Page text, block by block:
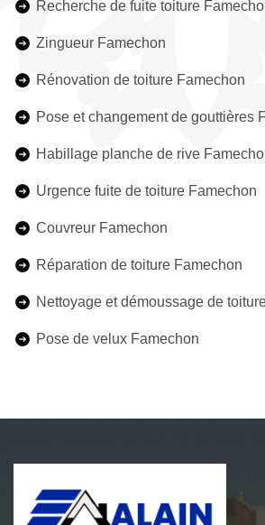
Recherche de fuite toiture
Zingueur Famechon
Rénovation de toiture Famechon
Pose et changement de gouttières
Habillage planche de rive
Urgence fuite de toiture Famechon
Couvreur Famechon
Réparation de toiture Famechon
Nettoyage et démoussage de
Pose de velux Famechon